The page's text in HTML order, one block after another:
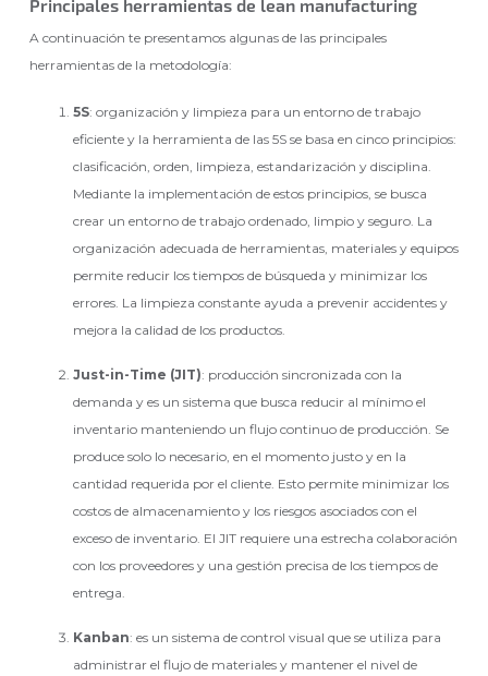
Principales herramientas de lean manufacturing
A continuación te presentamos algunas de las principales
herramientas de la metodología:
5S: organización y limpieza para un entorno de trabajo
eficiente y la herramienta de las 5S se basa en cinco principios:
clasificación, orden, limpieza, estandarización y disciplina.
Mediante la implementación de estos principios, se busca
crear un entorno de trabajo ordenado, limpio y seguro. La
organización adecuada de herramientas, materiales y equipos
permite reducir los tiempos de búsqueda y minimizar los
errores. La limpieza constante ayuda a prevenir accidentes y
mejora la calidad de los productos.
Just-in-Time (JIT): producción sincronizada con la
demanda y es un sistema que busca reducir al mínimo el
inventario manteniendo un flujo continuo de producción. Se
produce solo lo necesario, en el momento justo y en la
cantidad requerida por el cliente. Esto permite minimizar los
costos de almacenamiento y los riesgos asociados con el
exceso de inventario. El JIT requiere una estrecha colaboración
con los proveedores y una gestión precisa de los tiempos de
entrega.
Kanban: es un sistema de control visual que se utiliza para
administrar el flujo de materiales y mantener el nivel de